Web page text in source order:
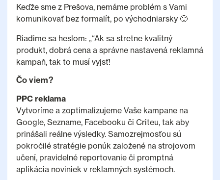
Keďže sme z Prešova, nemáme problém s Vami
komunikovať bez formalít, po východniarsky 🙂
Riadime sa heslom: „“Ak sa stretne kvalitný
produkt, dobrá cena a správne nastavená reklamná
kampaň, tak to musí vyjsť!
Čo viem?
PPC reklama
Vytvoríme a zoptimalizujeme Vaše kampane na
Google, Sezname, Facebooku či Criteu, tak aby
prinášali reálne výsledky. Samozrejmosťou sú
pokročilé stratégie ponúk založené na strojovom
učení, pravidelné reportovanie či promptná
aplikácia noviniek v reklamných systémoch.